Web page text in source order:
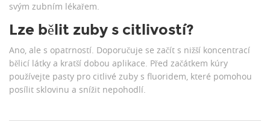
svým zubním lékařem.
Lze bělit zuby s citlivostí?
Ano, ale s opatrností. Doporučuje se začít s nižší koncentrací
bělicí látky a kratší dobou aplikace. Před začátkem kúry
používejte pasty pro citlivé zuby s fluoridem, které pomohou
posílit sklovinu a snížit nepohodlí.